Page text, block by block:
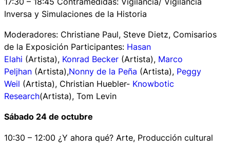
Inversa y Simulaciones de la Historia
Moderadores: Christiane Paul, Steve Dietz, Comisarios
de la Exposición Participantes: Hasan
Elahi (Artista), Konrad Becker (Artista), Marco
Peljhan (Artista),Nonny de la Peña (Artista), Peggy
Weil (Artista), Christian Huebler- Knowbotic
Research(Artista), Tom Levin
Sábado 24 de octubre
10:30 – 12:00 ¿Y ahora qué? Arte, Producción cultural